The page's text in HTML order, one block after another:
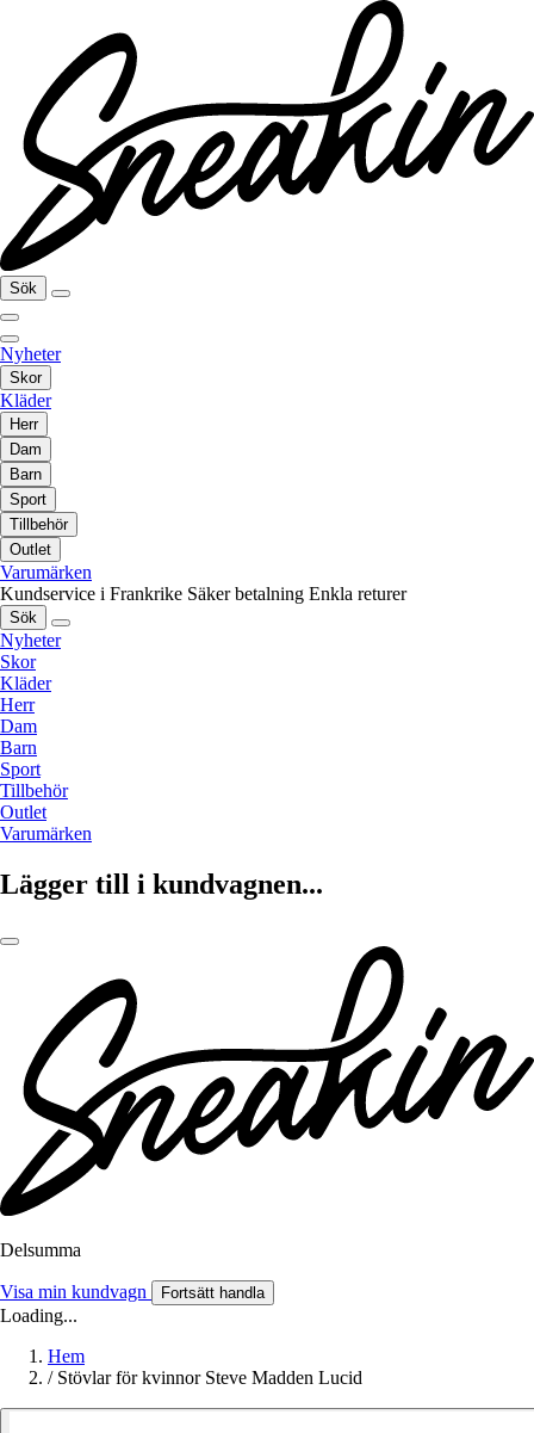
Sök
Nyheter
Skor
Kläder
Herr
Dam
Barn
Sport
Tillbehör
Outlet
Varumärken
Kundservice i Frankrike Säker betalning Enkla returer
Sök
Nyheter
Skor
Kläder
Herr
Dam
Barn
Sport
Tillbehör
Outlet
Varumärken
Lägger till i kundvagnen...
Delsumma
Visa min kundvagn Fortsätt handla
Loading...
Hem
/ Stövlar för kvinnor Steve Madden Lucid